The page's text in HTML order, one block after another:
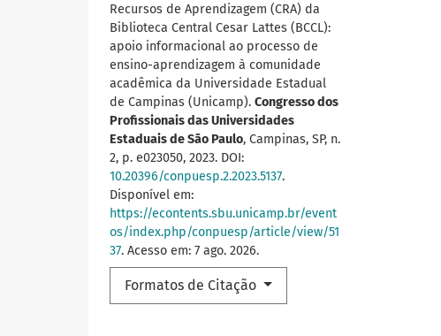
Recursos de Aprendizagem (CRA) da
Biblioteca Central Cesar Lattes (BCCL):
apoio informacional ao processo de
ensino-aprendizagem à comunidade
acadêmica da Universidade Estadual
de Campinas (Unicamp). Congresso dos
Profissionais das Universidades
Estaduais de São Paulo, Campinas, SP, n.
2, p. e023050, 2023. DOI:
10.20396/conpuesp.2.2023.5137.
Disponível em:
https://econtents.sbu.unicamp.br/event
os/index.php/conpuesp/article/view/51
37. Acesso em: 7 ago. 2026.
Formatos de Citação